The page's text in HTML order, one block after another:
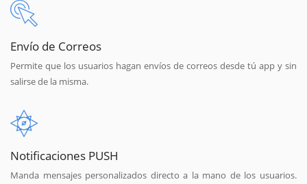
Envío de Correos
Permite que los usuarios hagan envíos de correos desde tú app y sin
salirse de la misma.
Notificaciones PUSH
Manda mensajes personalizados directo a la mano de los usuarios.